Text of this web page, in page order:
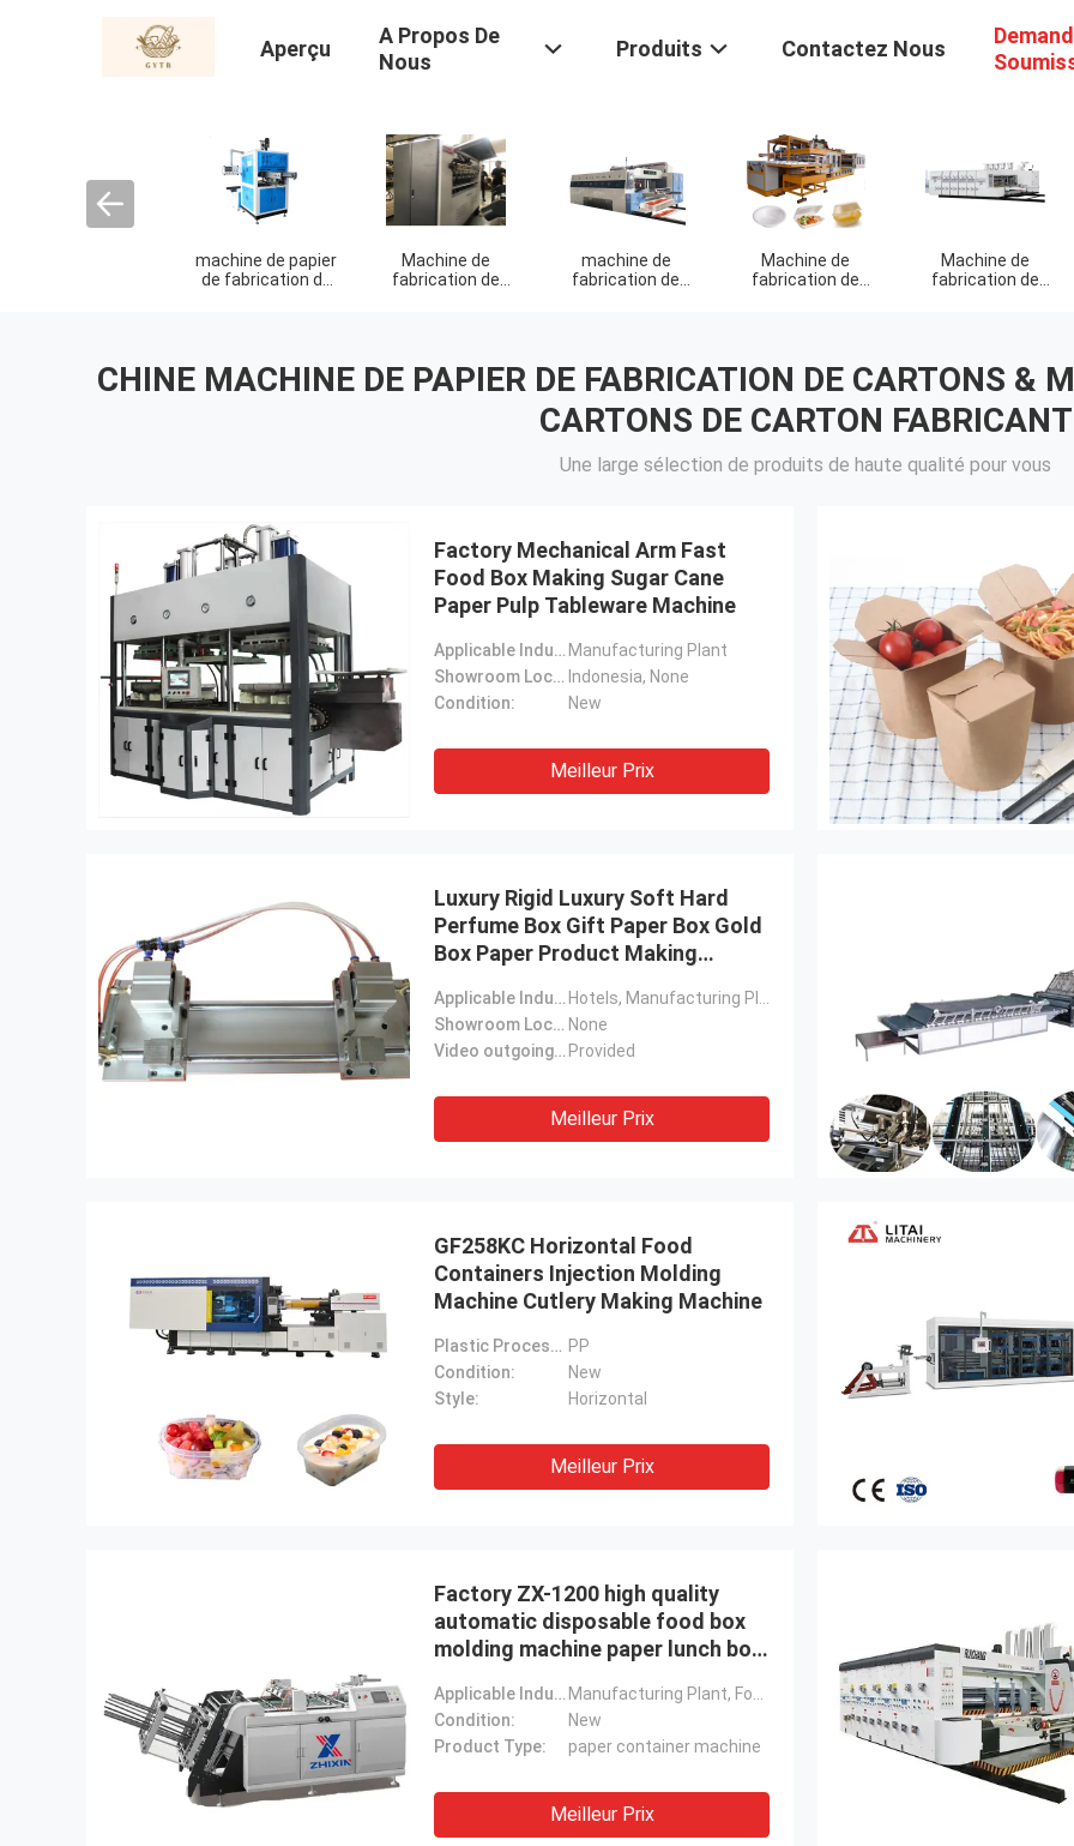
Aperçu
A Propos De
Nous
Produits Contactez Nous
machine de papier
Machine de
fabrication de
machine de
fabrication de
Machine de
fabrication de
Machine de
fabrication de
Machine de
fabrication de
CHINE MACHINE DE PAPIER DE FABRICATION DE CARTONS &
CARTONS DE CARTON FABRICANT
Une large sélection de produits de haute qualité pour vous
Factory Mechanical Arm Fast
Food Box Making Sugar Cane
Paper Pulp Tableware Machine
Applicable Industries: Manufacturing Plant
Showroom Location: Indonesia, None
Condition:
New
Meilleur Prix
Luxury Rigid Luxury Soft Hard
Perfume Box Gift Paper Box Gold
Box Paper Product Making
Machine
Applicable Industries:
Showroom Location: None
Video outgoing-inspection: Provided
Meilleur Prix
GF258KC Horizontal Food
Containers Injection Molding
Machine Cutlery Making Machine
Plastic Processed: PP
Condition:
New
Style:
Horizontal
Meilleur Prix
Factory ZX-1200 high quality
automatic disposable food box
molding machine paper lunch box
Applicable Industries:
Condition:
New
Product Type:
paper container machine
Meilleur Prix